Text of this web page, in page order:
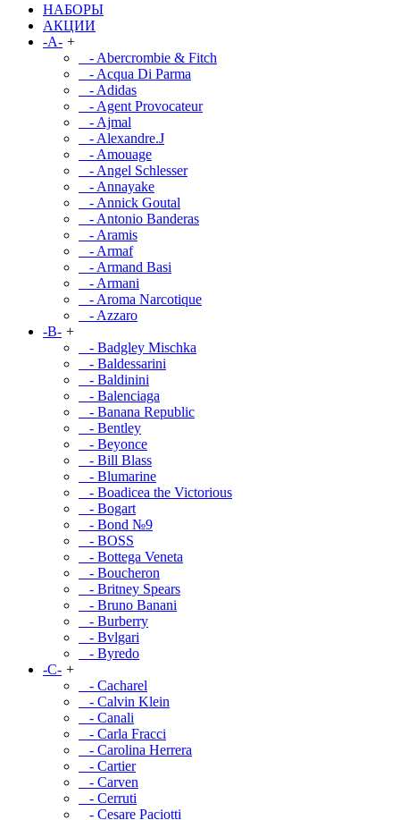
НАБОРЫ
АКЦИИ
-A- +
- Abercrombie & Fitch
- Acqua Di Parma
- Adidas
- Agent Provocateur
- Ajmal
- Alexandre.J
- Amouage
- Angel Schlesser
- Annayake
- Annick Goutal
- Antonio Banderas
- Aramis
- Armaf
- Armand Basi
- Armani
- Aroma Narcotique
- Azzaro
-B- +
- Badgley Mischka
- Baldessarini
- Baldinini
- Balenciaga
- Banana Republic
- Bentley
- Beyonce
- Bill Blass
- Blumarine
- Boadicea the Victorious
- Bogart
- Bond №9
- BOSS
- Bottega Veneta
- Boucheron
- Britney Spears
- Bruno Banani
- Burberry
- Bvlgari
- Byredo
-C- +
- Cacharel
- Calvin Klein
- Canali
- Carla Fracci
- Carolina Herrera
- Cartier
- Carven
- Cerruti
- Cesare Paciotti